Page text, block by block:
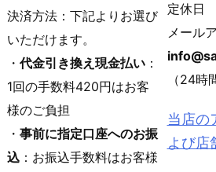
決済方法：下記よりお選び
いただけます。
・ 代金引き換え現金払い ：
1回の手数料420円はお客
様のご負担
・ 事前に指定口座へのお振
込 ：お振込手数料はお客様
定休日
メール
（24時
当店の
よび店